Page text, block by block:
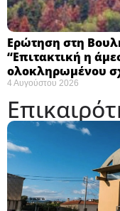
Ερώτηση στη
“Eπιτακτική η
ολοκληρωμένου
4 Αυγούστου 2026